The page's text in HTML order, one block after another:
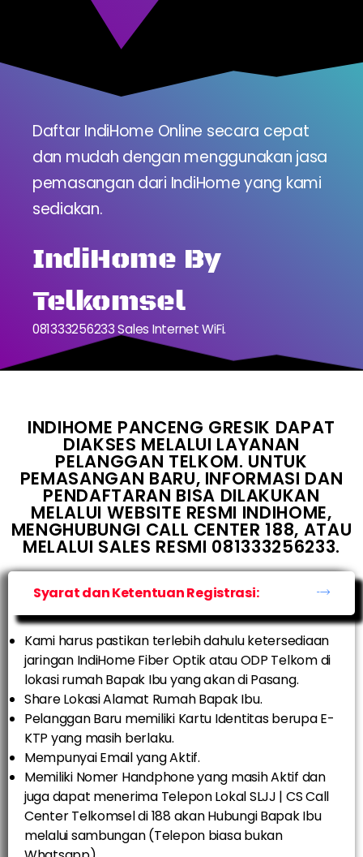
Daftar IndiHome Online secara cepat
dan mudah dengan menggunakan jasa
pemasangan dari IndiHome yang kami
sediakan.
IndiHome By
Telkomsel
081333256233 Sales Internet WiFi.
INDIHOME PANCENG GRESIK DAPAT
DIAKSES MELALUI LAYANAN
PELANGGAN TELKOM. UNTUK
PEMASANGAN BARU, INFORMASI DAN
PENDAFTARAN BISA DILAKUKAN
MELALUI WEBSITE RESMI INDIHOME,
MENGHUBUNGI CALL CENTER 188, ATAU
MELALUI SALES RESMI 081333256233.
Syarat dan Ketentuan Registrasi:
Kami harus pastikan terlebih dahulu ketersediaan
jaringan IndiHome Fiber Optik atau ODP Telkom di
lokasi rumah Bapak Ibu yang akan di Pasang.
Share Lokasi Alamat Rumah Bapak Ibu.
Pelanggan Baru memiliki Kartu Identitas berupa E-
KTP yang masih berlaku.
Mempunyai Email yang Aktif.
Memiliki Nomer Handphone yang masih Aktif dan
juga dapat menerima Telepon Lokal SLJJ | CS Call
Center Telkomsel di 188 akan Hubungi Bapak Ibu
melalui sambungan (Telepon biasa bukan